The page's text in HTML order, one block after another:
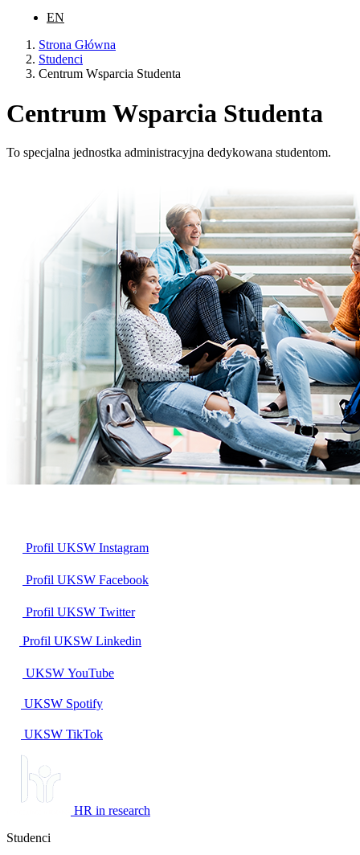
EN
Strona Główna
Studenci
Centrum Wsparcia Studenta
Centrum Wsparcia Studenta
To specjalna jednostka administracyjna dedykowana studentom.
Profil UKSW Instagram
Profil UKSW Facebook
Profil UKSW Twitter
Profil UKSW Linkedin
UKSW YouTube
UKSW Spotify
UKSW TikTok
HR in research
Studenci